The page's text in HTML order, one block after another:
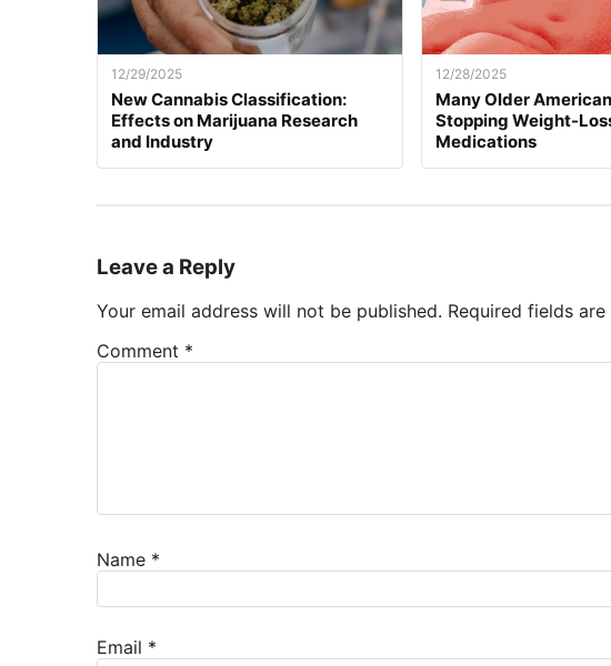
12/29/2025
New Cannabis Classification:
Effects on Marijuana Research
and Industry
12/28/2025
Many Older
Stopping Weight-
Medications
Leave a Reply
Your email address will not be published. Required fields are
Comment *
Name *
Email *